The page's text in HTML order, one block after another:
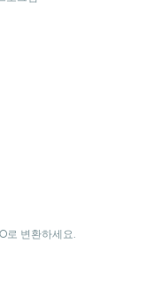
로 변환하세요.